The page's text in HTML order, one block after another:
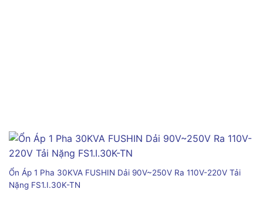
Ổn Áp 1 Pha 30KVA FUSHIN Dải 90V~250V Ra 110V-220V Tải
Nặng FS1.I.30K-TN